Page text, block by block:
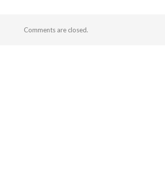
Comments are closed.